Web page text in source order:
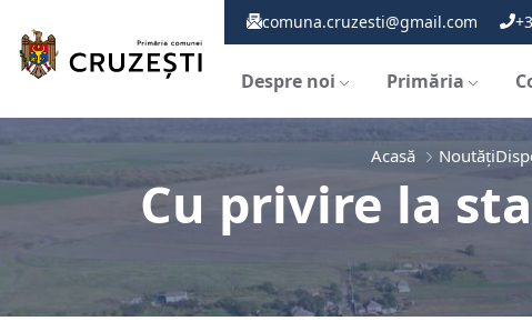
comuna.cruzesti@gmail.com
Despre noi Primăria
Acasă Noutăți
Cu privire la